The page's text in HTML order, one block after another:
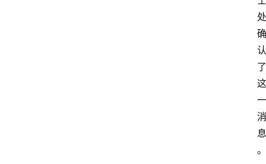
处
确
认
了
这
一
消
息
。